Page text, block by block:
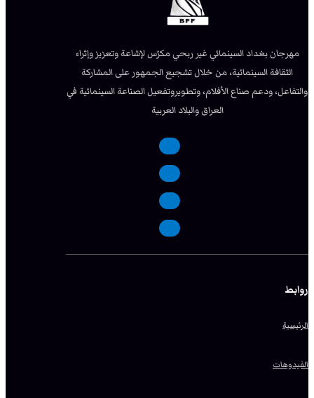
مهرجان بغداد السينمائي غير ربحي مكرّس لإشاعة وتعزيز وإثراء
الثقافة السينمائية، من خلال تشجيع الجمهور على المشاركة
والتفاعل، ودعم صناع الأفلام، وتطويروتفعيل الصناعة السينمائية في
العراق والبلاد العربية
روابط
الرئيسية
الفيدوهات